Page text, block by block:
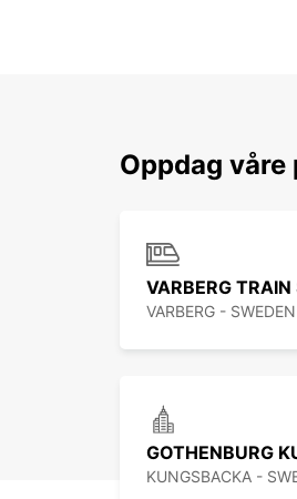
Oppdag
VARBERG TRAIN
VARBERG - SWEDEN
GOTHENBURG
KUNGSBACKA -